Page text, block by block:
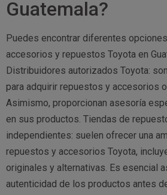
Guatemala?
Puedes encontrar diferentes
accesorios y repuestos Toyota en
Distribuidores autorizados Toyota:
para adquirir repuestos y accesorios
Asimismo, proporcionan asesoría
en sus productos. Tiendas de
independientes: suelen ofrecer una
repuestos y accesorios Toyota,
originales y alternativas. Es esencial
autenticidad de los productos antes